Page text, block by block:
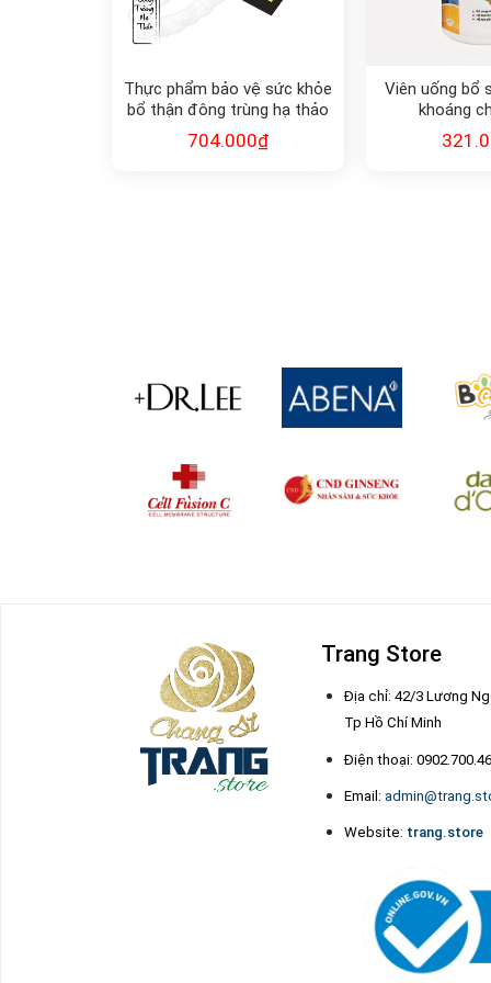
Thực phẩm bảo vệ sức khỏe
bổ thận đông trùng hạ thảo
CordyCops Mycelium
704.000₫
Viên uống bổ
khoáng
Trang Store
Địa chỉ: 42/3 Lương
Tp Hồ Chí Minh
Điện thoại:
Email:
Website: trang.store